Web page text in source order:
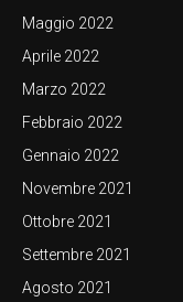
Maggio 2022
Aprile 2022
Marzo 2022
Febbraio 2022
Gennaio 2022
Novembre 2021
Ottobre 2021
Settembre 2021
Agosto 2021